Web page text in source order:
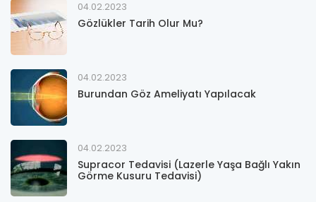
04.02.2023
Gözlükler Tarih Olur Mu?
04.02.2023
Burundan Göz Ameliyatı Yapılacak
04.02.2023
Supracor Tedavisi (Lazerle Yaşa Bağlı Yakın
Görme Kusuru Tedavisi)